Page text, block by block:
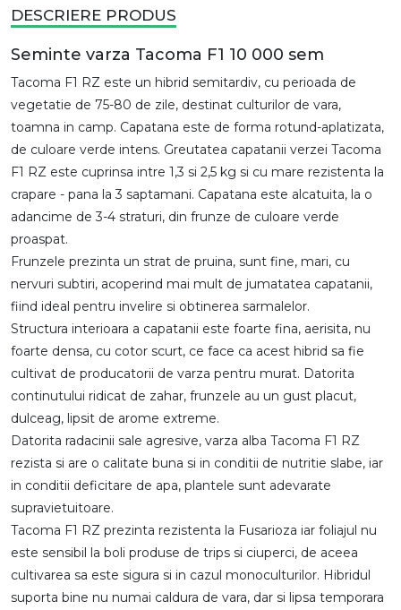
DESCRIERE PRODUS
Seminte varza Tacoma F1 10 000 sem
Tacoma F1 RZ este un hibrid semitardiv, cu perioada de
vegetatie de 75-80 de zile, destinat culturilor de vara,
toamna in camp. Capatana este de forma rotund-aplatizata,
de culoare verde intens. Greutatea capatanii verzei Tacoma
F1 RZ este cuprinsa intre 1,3 si 2,5 kg si cu mare rezistenta la
crapare - pana la 3 saptamani. Capatana este alcatuita, la o
adancime de 3-4 straturi, din frunze de culoare verde
proaspat.
Frunzele prezinta un strat de pruina, sunt fine, mari, cu
nervuri subtiri, acoperind mai mult de jumatatea capatanii,
fiind ideal pentru invelire si obtinerea sarmalelor.
Structura interioara a capatanii este foarte fina, aerisita, nu
foarte densa, cu cotor scurt, ce face ca acest hibrid sa fie
cultivat de producatorii de varza pentru murat. Datorita
continutului ridicat de zahar, frunzele au un gust placut,
dulceag, lipsit de arome extreme.
Datorita radacinii sale agresive, varza alba Tacoma F1 RZ
rezista si are o calitate buna si in conditii de nutritie slabe, iar
in conditii deficitare de apa, plantele sunt adevarate
supravietuitoare.
Tacoma F1 RZ prezinta rezistenta la Fusarioza iar foliajul nu
este sensibil la boli produse de trips si ciuperci, de aceea
cultivarea sa este sigura si in cazul monoculturilor. Hibridul
suporta bine nu numai caldura de vara, dar si lipsa temporara